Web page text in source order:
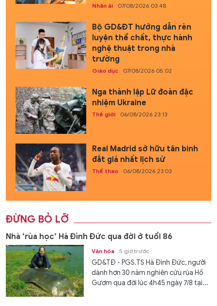
Nhân ái 07/08/2026 03:48
Bộ GD&ĐT hướng dẫn rèn
luyện thể chất, thực hành
nghệ thuật trong nhà
trường
Giáo dục 07/08/2026 05:02
Nga thành lập Lữ đoàn đặc
nhiệm Ukraine
Thế giới 06/08/2026 23:13
Real Madrid sở hữu tân binh
đắt giá nhất lịch sử
Thể thao 06/08/2026 23:03
ĐỪNG BỎ LỠ
Nhà ‘rùa học’ Hà Đình Đức qua đời ở tuổi 86
Văn hóa 5 giờ trước
GD&TĐ - PGS.TS Hà Đình Đức, người
dành hơn 30 năm nghiên cứu rùa Hồ
Gươm qua đời lúc 4h45 ngày 7/8 tại...